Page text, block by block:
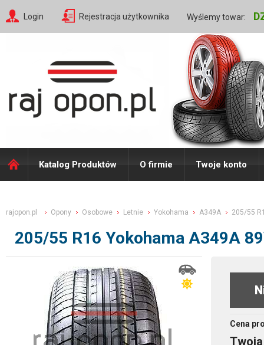
Login Rejestracja użytkownika Wyślemy towar:
Katalog Produktów O firmie Twoje konto
rajopon.pl Opony Osobowe Letnie Yokohama A349A 205/55
205/55 R16 Yokohama A349A
Cena